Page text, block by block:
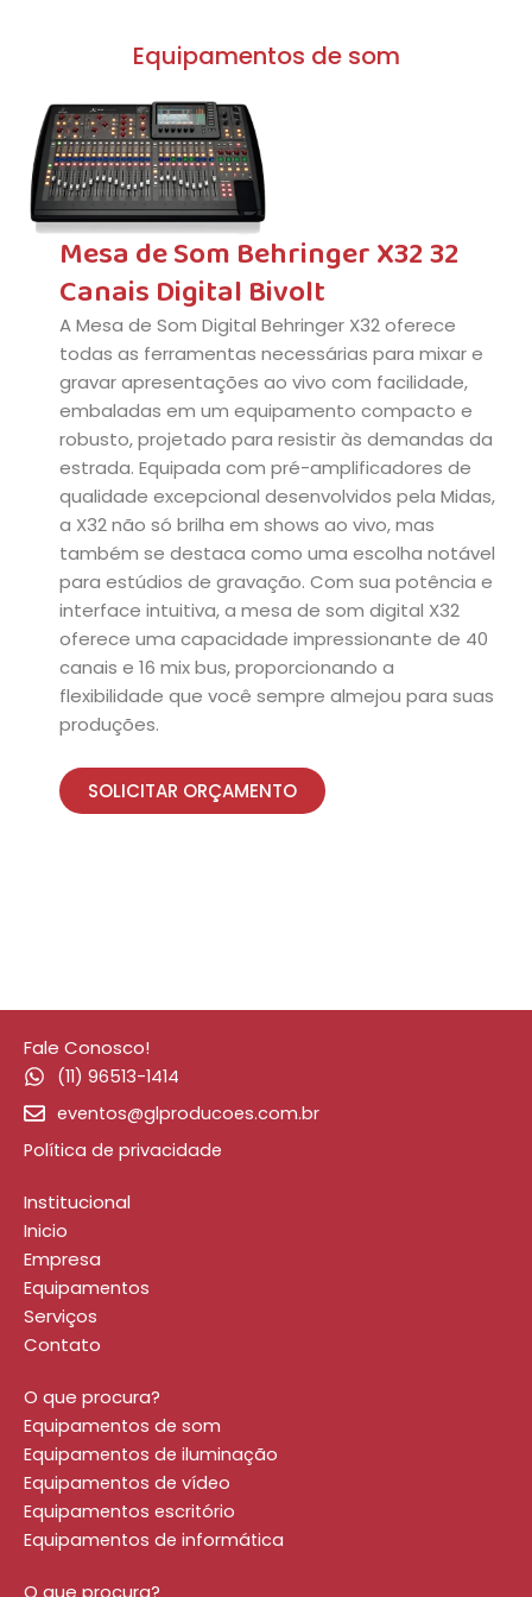
Equipamentos de som
Mesa de Som Behringer X32 32
Canais Digital Bivolt
A Mesa de Som Digital Behringer X32 oferece
todas as ferramentas necessárias para mixar e
gravar apresentações ao vivo com facilidade,
embaladas em um equipamento compacto e
robusto, projetado para resistir às demandas da
estrada. Equipada com pré-amplificadores de
qualidade excepcional desenvolvidos pela Midas,
a X32 não só brilha em shows ao vivo, mas
também se destaca como uma escolha notável
para estúdios de gravação. Com sua potência e
interface intuitiva, a mesa de som digital X32
oferece uma capacidade impressionante de 40
canais e 16 mix bus, proporcionando a
flexibilidade que você sempre almejou para suas
produções.
SOLICITAR ORÇAMENTO
Fale Conosco!
(11) 96513-1414
eventos@glproducoes.com.br
Política de privacidade
Institucional
Inicio
Empresa
Equipamentos
Serviços
Contato
O que procura?
Equipamentos de som
Equipamentos de iluminação
Equipamentos de vídeo
Equipamentos escritório
Equipamentos de informática
O que procura?